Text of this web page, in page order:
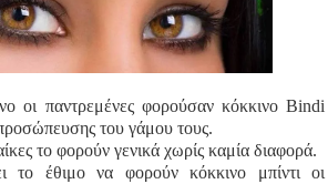
οι παντρεμένες φορούσαν κόκκινο Bindi
του γάμου τους.
το φορούν γενικά χωρίς καμία διαφορά.
το έθιμο να φορούν κόκκινο μπίντι οι